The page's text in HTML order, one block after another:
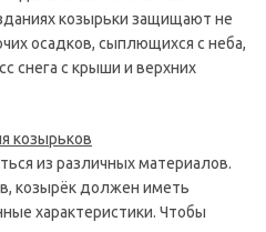
козырьки защищают не
осадков, сыплющихся с неба,
снега с крыши и верхних
козырьков
из различных материалов.
козырёк должен иметь
характеристики. Чтобы